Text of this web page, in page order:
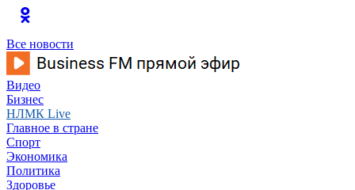
Все новости
Видео
Бизнес
НЛМК Live
Главное в стране
Спорт
Экономика
Политика
Здоровье